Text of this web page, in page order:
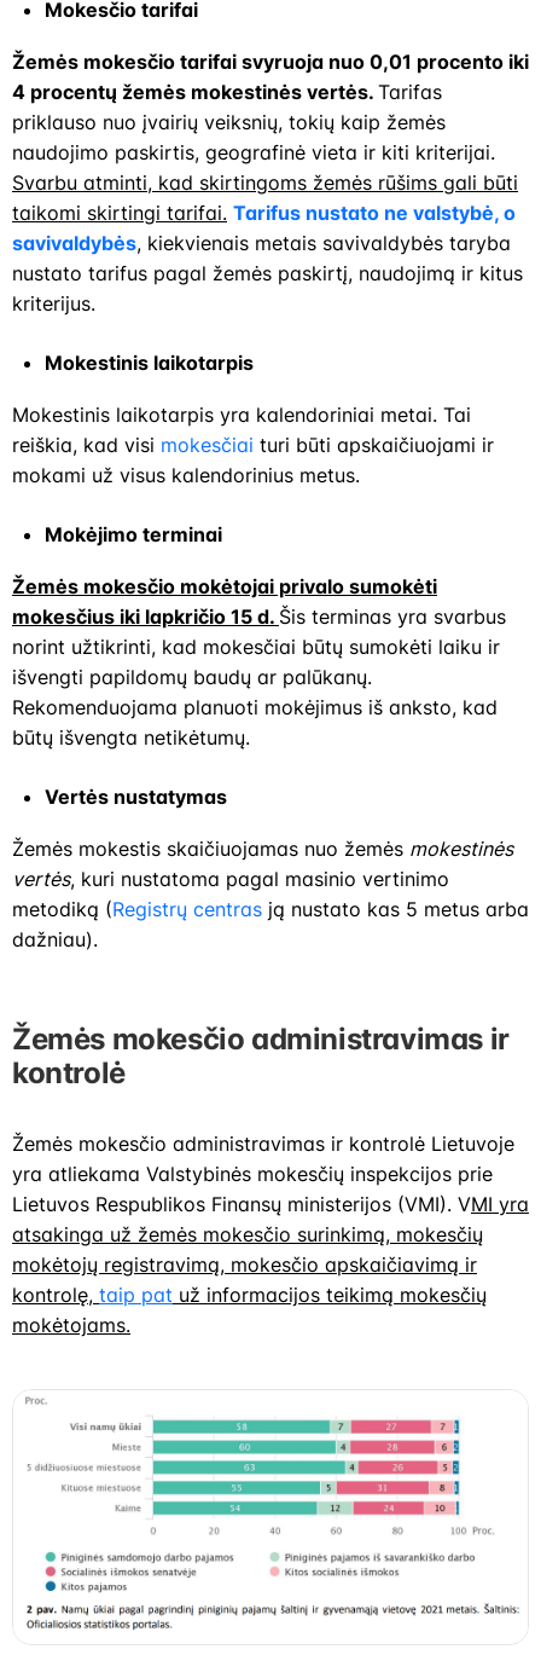
Mokesčio tarifai
Žemės mokesčio tarifai svyruoja nuo 0,01 procento iki
4 procentų žemės mokestinės vertės. Tarifas
priklauso nuo įvairių veiksnių, tokių kaip žemės
naudojimo paskirtis, geografinė vieta ir kiti kriterijai.
Svarbu atminti, kad skirtingoms žemės rūšims gali būti
taikomi skirtingi tarifai. Tarifus nustato ne valstybė, o
savivaldybės, kiekvienais metais savivaldybės taryba
nustato tarifus pagal žemės paskirtį, naudojimą ir kitus
kriterijus.
Mokestinis laikotarpis
Mokestinis laikotarpis yra kalendoriniai metai. Tai
reiškia, kad visi mokesčiai turi būti apskaičiuojami ir
mokami už visus kalendorinius metus.
Mokėjimo terminai
Žemės mokesčio mokėtojai privalo sumokėti
mokesčius iki lapkričio 15 d. Šis terminas yra svarbus
norint užtikrinti, kad mokesčiai būtų sumokėti laiku ir
išvengti papildomų baudų ar palūkanų.
Rekomenduojama planuoti mokėjimus iš anksto, kad
būtų išvengta netikėtumų.
Vertės nustatymas
Žemės mokestis skaičiuojamas nuo žemės mokestinės
vertės, kuri nustatoma pagal masinio vertinimo
metodiką (Registrų centras ją nustato kas 5 metus arba
dažniau).
Žemės mokesčio administravimas ir
kontrolė
Žemės mokesčio administravimas ir kontrolė Lietuvoje
yra atliekama Valstybinės mokesčių inspekcijos prie
Lietuvos Respublikos Finansų ministerijos (VMI). VMI yra
atsakinga už žemės mokesčio surinkimą, mokesčių
mokėtojų registravimą, mokesčio apskaičiavimą ir
kontrolę, taip pat už informacijos teikimą mokesčių
mokėtojams.